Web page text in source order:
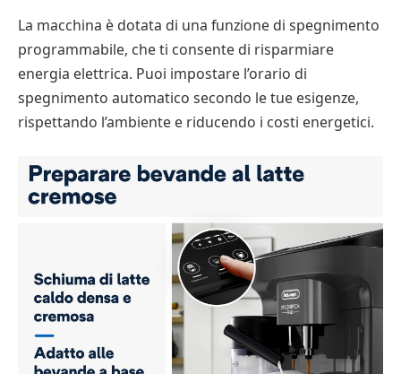
La macchina è dotata di una funzione di spegnimento
programmabile, che ti consente di risparmiare
energia elettrica. Puoi impostare l’orario di
spegnimento automatico secondo le tue esigenze,
rispettando l’ambiente e riducendo i costi energetici.